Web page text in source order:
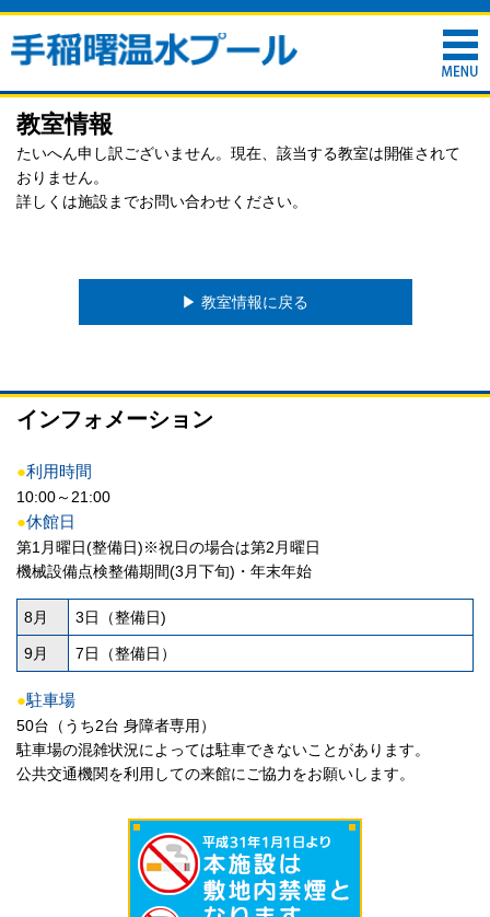
教室情報
たいへん申し訳ございません。現在、該当する教室は開催されて
おりません。
詳しくは施設までお問い合わせください。
▶︎ 教室情報に戻る
インフォメーション
●利用時間
10:00～21:00
●休館日
第1月曜日(整備日)※祝日の場合は第2月曜日
機械設備点検整備期間(3月下旬)・年末年始
8月 3日（整備日)
9月 7日（整備日）
●駐車場
50台（うち2台 身障者専用）
駐車場の混雑状況によっては駐車できないことがあります。
公共交通機関を利用しての来館にご協力をお願いします。